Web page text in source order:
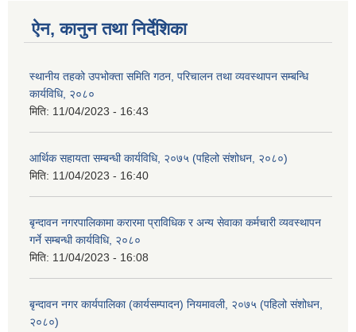
ऐन, कानुन तथा निर्देशिका
स्थानीय तहको उपभोक्ता समिति गठन, परिचालन तथा व्यवस्थापन सम्बन्धि
कार्यविधि, २०८०
मिति: 11/04/2023 - 16:43
आर्थिक सहायता सम्बन्धी कार्यविधि, २०७५ (पहिलो संशोधन, २०८०)
मिति: 11/04/2023 - 16:40
बृन्दावन नगरपालिकामा करारमा प्राविधिक र अन्य सेवाका कर्मचारी व्यवस्थापन
गर्ने सम्बन्धी कार्यविधि, २०८०
मिति: 11/04/2023 - 16:08
बृन्दावन नगर कार्यपालिका (कार्यसम्पादन) नियमावली, २०७५ (पहिलो संशोधन,
२०८०)